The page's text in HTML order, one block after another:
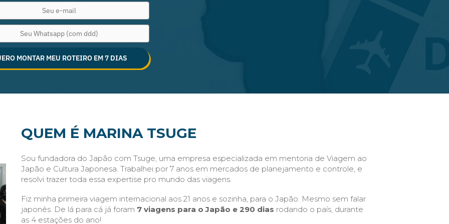
MONTAR MEU ROTEIRO EM 7 DIAS
QUEM É MARINA TSUGE
Sou fundadora do Japão com Tsuge, uma empresa especializada em mentoria de Viagem ao
Japão e Cultura Japonesa. Trabalhei por 7 anos em mercados de planejamento e controle, e
resolvi trazer toda essa expertise pro mundo das viagens.
Fiz minha primeira viagem internacional aos 21 anos e sozinha, para o Japão. Mesmo sem falar
japonês. De lá para cá já foram 7 viagens para o Japão e 290 dias rodando o país, durante
as 4 estações do ano!